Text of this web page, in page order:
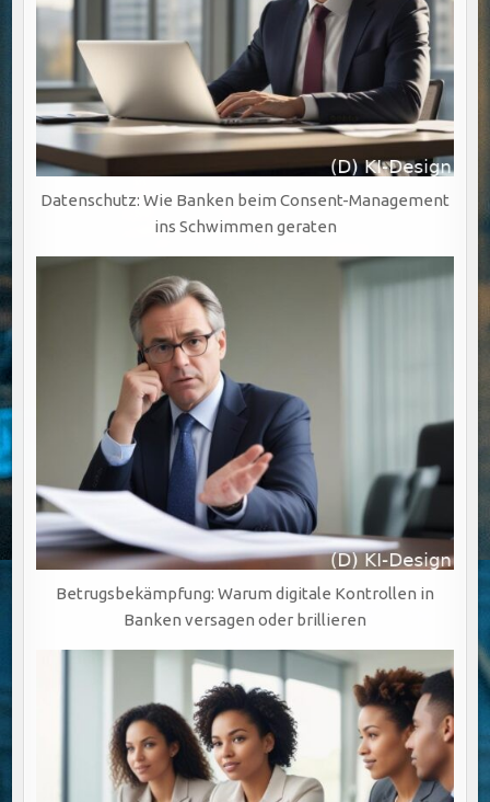
Datenschutz: Wie Banken beim Consent-Management
ins Schwimmen geraten
Betrugsbekämpfung: Warum digitale Kontrollen in
Banken versagen oder brillieren